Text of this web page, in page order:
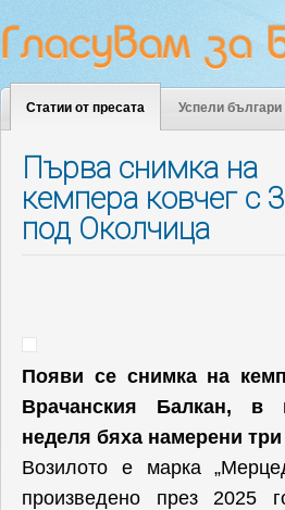
Статии от пресата Успели
Първа снимка на
кемпера ковчег с
под Околчица
Появи се снимка на
Врачанския Балкан, в
неделя бяха намерени три
Возилото е марка
произведено през 2025